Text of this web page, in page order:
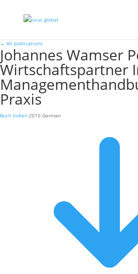
← All publications
Johannes Wamser
Wirtschaftspartner
Praxis
Buch Indien 2010 German